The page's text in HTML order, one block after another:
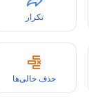
تکرار
حذف خالی‌ها